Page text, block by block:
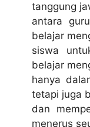
tanggung
antara
belajar
siswa
belajar
hanya
tetapi juga
dan
menerus